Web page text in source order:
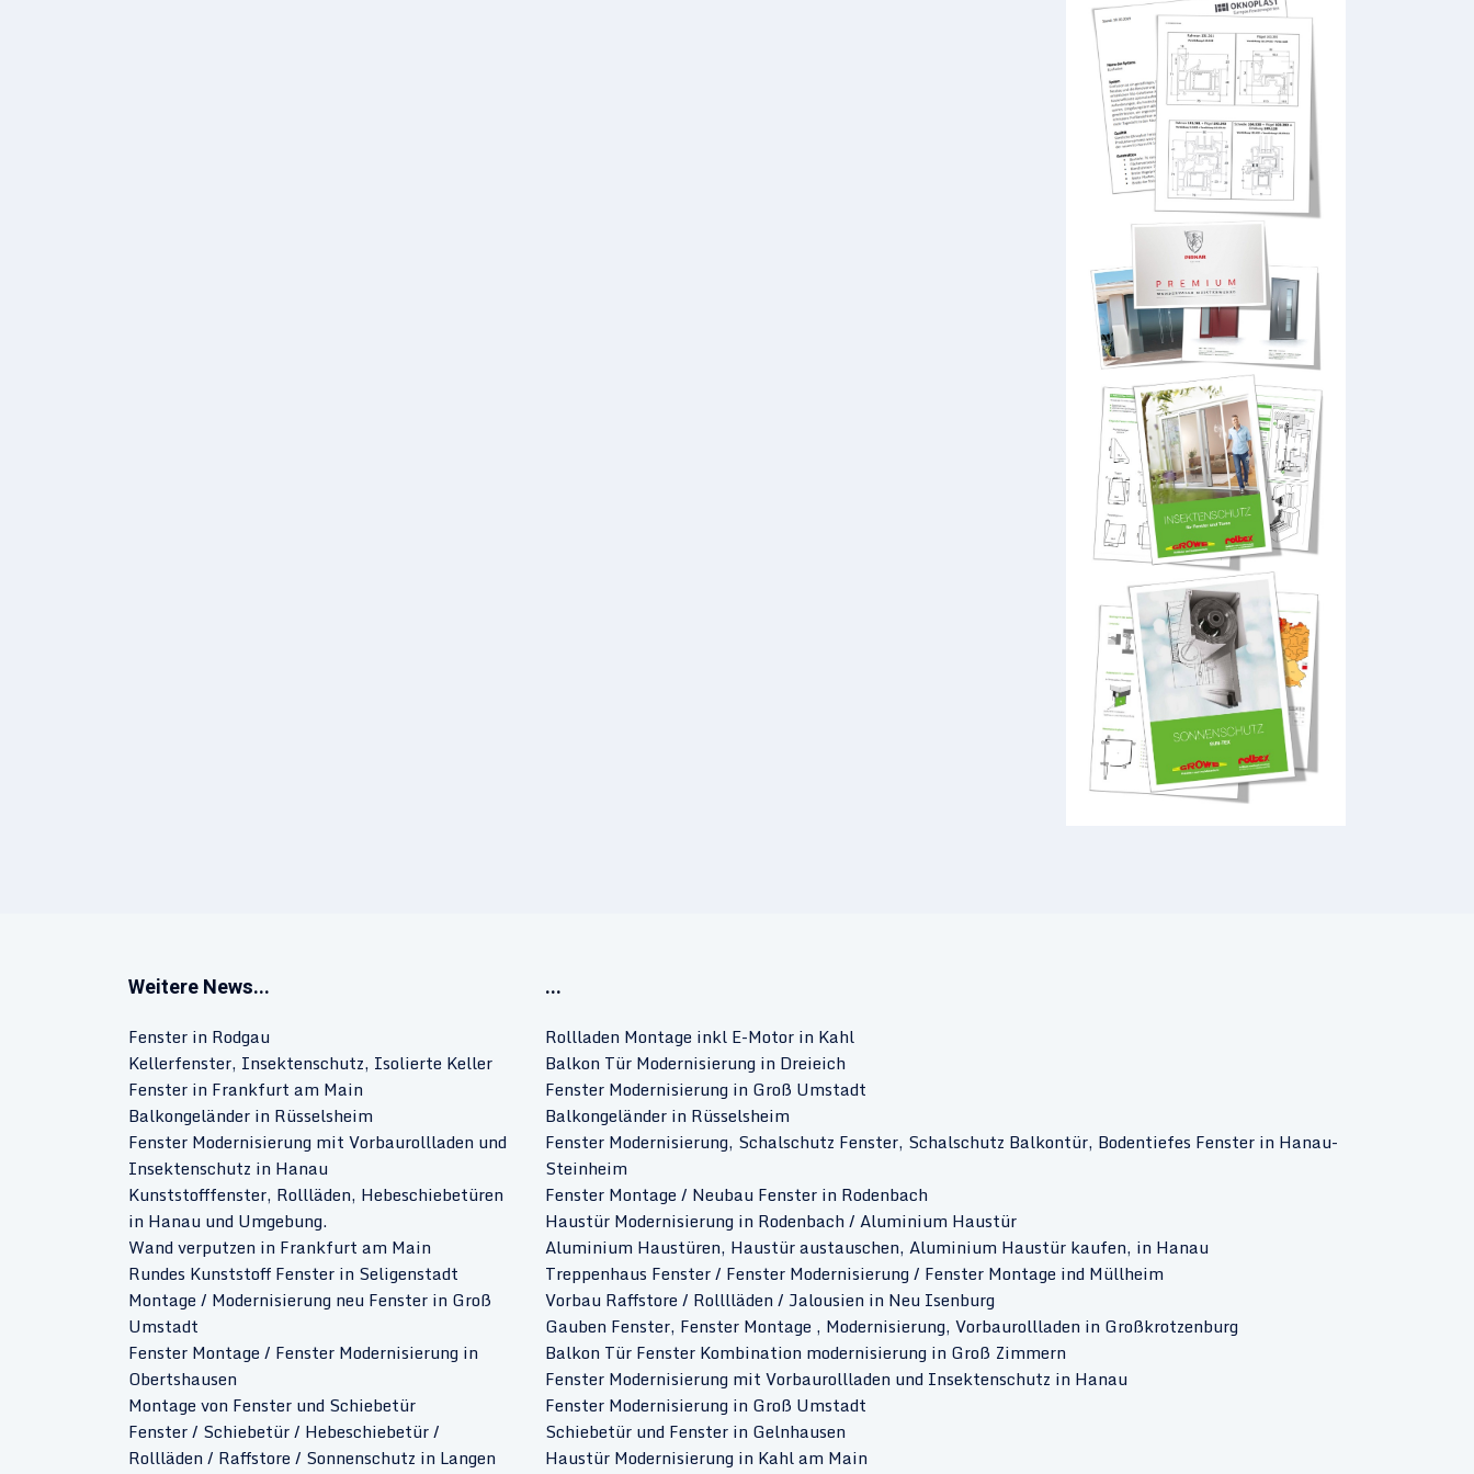
Weitere News...
Fenster in Rodgau
Kellerfenster, Insektenschutz, Isolierte Keller
Fenster in Frankfurt am Main
Balkongeländer in Rüsselsheim
Fenster Modernisierung mit Vorbaurollladen und
Insektenschutz in Hanau
Kunststofffenster, Rollläden, Hebeschiebetüren
in Hanau und Umgebung.
Wand verputzen in Frankfurt am Main
Rundes Kunststoff Fenster in Seligenstadt
Montage / Modernisierung neu Fenster in Groß
Umstadt
Fenster Montage / Fenster Modernisierung in
Obertshausen
Montage von Fenster und Schiebetür
Fenster / Schiebetür / Hebeschiebetür /
Rollläden / Raffstore / Sonnenschutz in Langen
...
Rollladen Montage inkl E-Motor in Kahl
Balkon Tür Modernisierung in Dreieich
Fenster Modernisierung in Groß Umstadt
Balkongeländer in Rüsselsheim
Fenster Modernisierung, Schalschutz Fenster, Schalschutz Balkontür, Bodentiefes Fenster in Hanau-
Steinheim
Fenster Montage / Neubau Fenster in Rodenbach
Haustür Modernisierung in Rodenbach / Aluminium Haustür
Aluminium Haustüren, Haustür austauschen, Aluminium Haustür kaufen, in Hanau
Treppenhaus Fenster / Fenster Modernisierung / Fenster Montage ind Müllheim
Vorbau Raffstore / Rolllläden / Jalousien in Neu Isenburg
Gauben Fenster, Fenster Montage , Modernisierung, Vorbaurollladen in Großkrotzenburg
Balkon Tür Fenster Kombination modernisierung in Groß Zimmern
Fenster Modernisierung mit Vorbaurollladen und Insektenschutz in Hanau
Fenster Modernisierung in Groß Umstadt
Schiebetür und Fenster in Gelnhausen
Haustür Modernisierung in Kahl am Main